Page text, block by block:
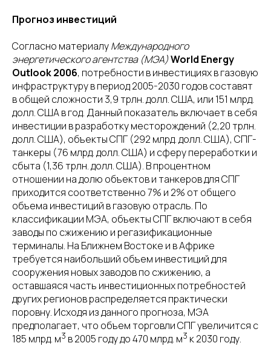
Прогноз инвестиций
Согласно материалуМеждународного
энергетического агентства (МЭА)World Energy
Outlook 2006, потребности в инвестициях в газовую
инфраструктуру в период 2005-2030 годов составят
в общей сложности 3,9 трлн. долл. США, или 151 млрд.
долл. США в год. Данный показатель включает в себя
инвестиции в разработку месторождений (2,20 трлн.
долл. США), объекты СПГ (292 млрд. долл. США), СПГ-
танкеры (76 млрд. долл. США) и сферу переработки и
сбыта (1,36 трлн. долл. США). В процентном
отношении на долю объектов и танкеров для СПГ
приходится соответственно 7% и 2% от общего
объема инвестиций в газовую отрасль. По
классификации МЭА, объекты СПГ включают в себя
заводы по сжижению и регазификационные
терминалы. На Ближнем Востоке и в Африке
требуется наибольший объем инвестиций для
сооружения новых заводов по сжижению, а
оставшаяся часть инвестиционных потребностей
других регионов распределяется практически
поровну. Исходя из данного прогноза, МЭА
предполагает, что объем торговли СПГ увеличится с
185 млрд. м3 в 2005 году до 470 млрд. м3 к 2030 году.